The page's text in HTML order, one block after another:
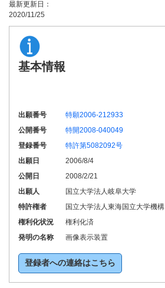
最新更新日：
2020/11/25
基本情報
出願番号
特願2006-212933
公開番号
特開2008-040049
登録番号
特許第5082092号
出願日
2006/8/4
公開日
2008/2/21
出願人
国立大学法人岐阜大学
特許権者
国立大学法人東海国立大学機構
権利化状況
権利化済
発明の名称
画像表示装置
登録者への連絡はこちら